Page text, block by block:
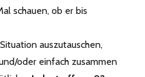
schauen, ob er bis
auszutauschen,
oder einfach zusammen